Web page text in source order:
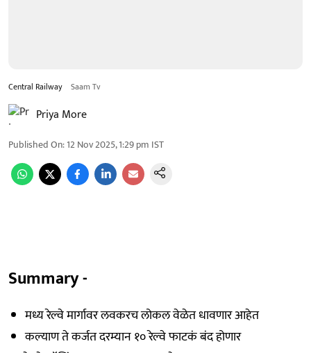
Central Railway Saam Tv
Priya More
Published On:12 Nov 2025, 1:29 pm IST
Summary -
मध्य रेल्वे मार्गावर लवकरच लोकल वेळेत धावणार आहेत
कल्याण ते कर्जत दरम्यान १० रेल्वे फाटकं बंद होणार